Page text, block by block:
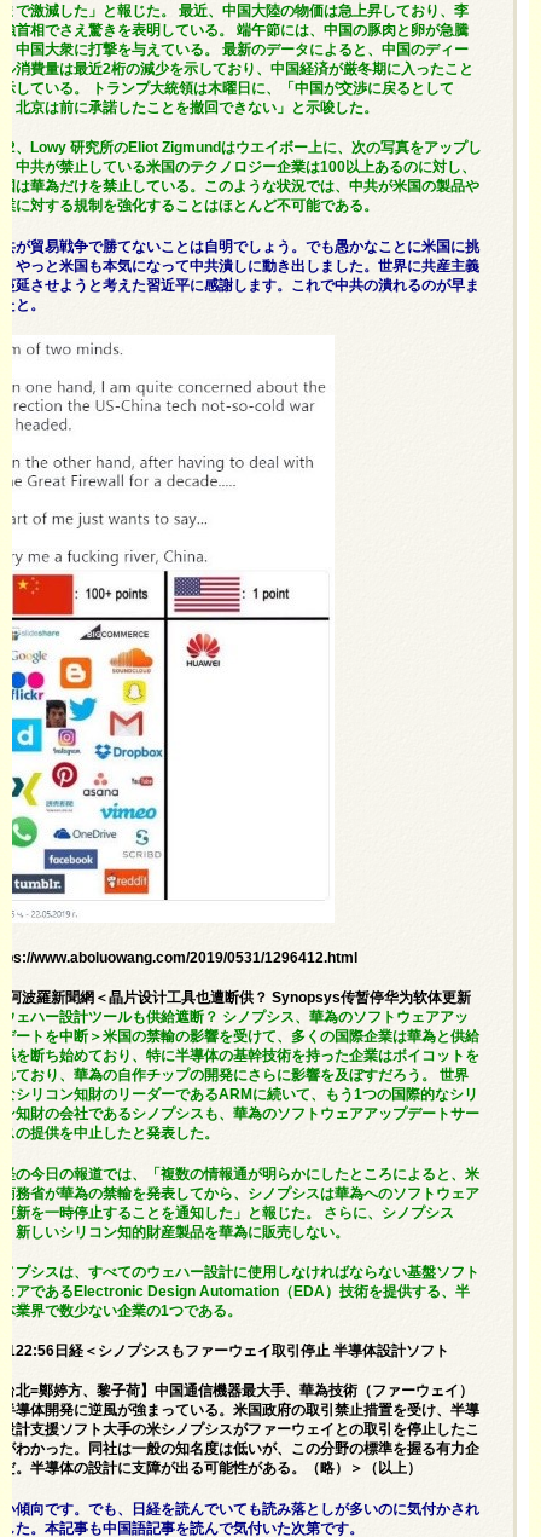
で激減した」と報じた。 最近、中国大陸の物価は急上昇しており、李
首相でさえ驚きを表明している。 端午節には、中国の豚肉と卵が急騰
中国大衆に打撃を与えている。 最新のデータによると、中国のディー
消費量は最近2桁の減少を示しており、中国経済が厳冬期に入ったこと
している。 トランプ大統領は木曜日に、「中国が交渉に戻るとして
北京は前に承諾したことを撤回できない」と示唆した。
、Lowy 研究所のEliot Zigmundはウエイボー上に、次の写真をアップし
中共が禁止している米国のテクノロジー企業は100以上あるのに対し、
は華為だけを禁止している。このような状況では、中共が米国の製品や
に対する規制を強化することはほとんど不可能である。
が貿易戦争で勝てないことは自明でしょう。でも愚かなことに米国に挑
やっと米国も本気になって中共潰しに動き出しました。世界に共産主義
延させようと考えた習近平に感謝します。これで中共の潰れるのが早ま
と。
www.aboluowang.com/2019/0531/1296412.html
阿波羅新聞網＜晶片设计工具也遭断供？ Synopsys传暂停华为软体更新
ウェハー設計ツールも供給遮断？ シノプシス、華為のソフトウェアアッ
ートを中断＞米国の禁輸の影響を受けて、多くの国際企業は華為と供給
を断ち始めており、特に半導体の基幹技術を持った企業はボイコットを
ており、華為の自作チップの開発にさらに影響を及ぼすだろう。 世界
シリコン知財のリーダーであるARMに続いて、もう1つの国際的なシリ
知財の会社であるシノプシスも、華為のソフトウェアアップデートサー
の提供を中止したと発表した。
の今日の報道では、「複数の情報通が明らかにしたところによると、米
務省が華為の禁輸を発表してから、シノプシスは華為へのソフトウェア
新を一時停止することを通知した」と報じた。 さらに、シノプシス
新しいシリコン知的財産製品を華為に販売しない。
プシスは、すべてのウェハー設計に使用しなければならない基盤ソフト
ェアであるElectronic Design Automation（EDA）技術を提供する、半
業界で数少ない企業の1つである。
日経＜シノプシスもファーウェイ取引停止 半導体設計ソフト
北=鄭婷方、黎子荷】中国通信機器最大手、華為技術（ファーウェイ）
導体開発に逆風が強まっている。米国政府の取引禁止措置を受け、半導
計支援ソフト大手の米シノプシスがファーウェイとの取引を停止したこ
わかった。同社は一般の知名度は低いが、この分野の標準を握る有力企
。半導体の設計に支障が出る可能性がある。（略）＞（以上）
傾向です。でも、日経を読んでいても読み落としが多いのに気付かされ
た。本記事も中国語記事を読んで気付いた次第です。